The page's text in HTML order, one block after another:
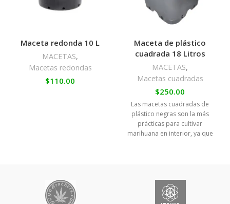
Maceta redonda 10 L
MACETAS,
Macetas redondas
$110.00
Maceta de plástico
cuadrada 18 Litros
MACETAS,
Macetas cuadradas
$250.00
Las macetas cuadradas de
plástico negras son la más
prácticas para cultivar
marihuana en interior, ya que
necesidades.